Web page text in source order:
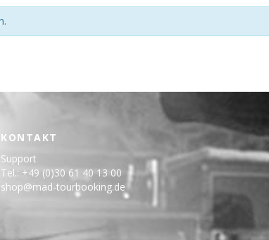
KONTAKT
Support
Tel.: +49 (0)30 61 40 13 00
shop@mad-tourbooking.de